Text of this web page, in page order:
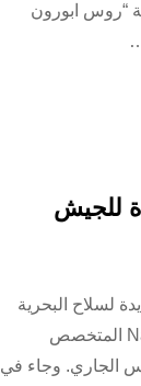
“روس ابورون
للجيش
مدمرات جديدة لسلاح البحرية
في جيشها، بحسب ما ذكر Naval News المتخصص
في 23 آب/ أغسطس الجاري. وجاء في